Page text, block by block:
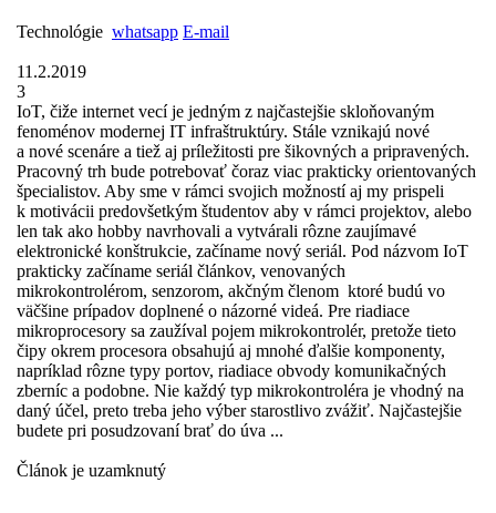
Technológie whatsapp E-mail
11.2.2019
3
IoT, čiže internet vecí je jedným z najčastejšie skloňovaným
fenoménov modernej IT infraštruktúry. Stále vznikajú nové
a nové scenáre a tiež aj príležitosti pre šikovných a pripravených.
Pracovný trh bude potrebovať čoraz viac prakticky orientovaných
špecialistov. Aby sme v rámci svojich možností aj my prispeli
k motivácii predovšetkým študentov aby v rámci projektov, alebo
len tak ako hobby navrhovali a vytvárali rôzne zaujímavé
elektronické konštrukcie, začíname nový seriál. Pod názvom IoT
prakticky začíname seriál článkov, venovaných
mikrokontrolérom, senzorom, akčným členom ktoré budú vo
väčšine prípadov doplnené o názorné videá. Pre riadiace
mikroprocesory sa zaužíval pojem mikrokontrolér, pretože tieto
čipy okrem procesora obsahujú aj mnohé ďalšie komponenty,
napríklad rôzne typy portov, riadiace obvody komunikačných
zberníc a podobne. Nie každý typ mikrokontroléra je vhodný na
daný účel, preto treba jeho výber starostlivo zvážiť. Najčastejšie
budete pri posudzovaní brať do úva ...
Článok je uzamknutý